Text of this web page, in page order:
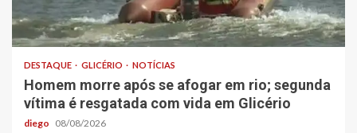
DESTAQUE GLICÉRIO NOTÍCIAS
Homem morre após se afogar em rio; segunda
vítima é resgatada com vida em Glicério
diego 08/08/2026